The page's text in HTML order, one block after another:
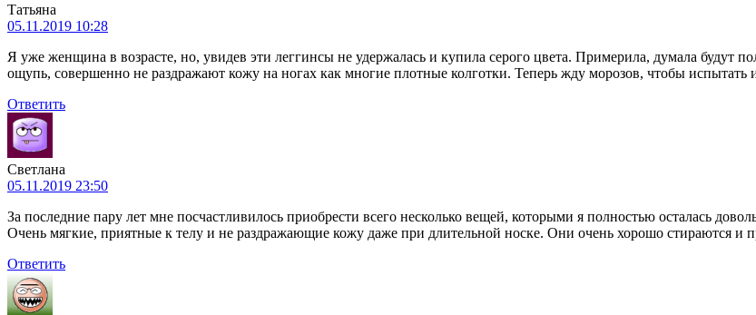
Татьяна
05.11.2019 10:28
Я уже женщина в возрасте, но, увидев эти леггинсы не удержалась и купила серого цвета. Примерила, думала будут
ощупь, совершенно не раздражают кожу на ногах как многие плотные колготки. Теперь жду морозов, чтобы испытать
Ответить
Светлана
05.11.2019 23:50
За последние пару лет мне посчастливилось приобрести всего несколько вещей, которыми я полностью осталась
Очень мягкие, приятные к телу и не раздражающие кожу даже при длительной носке. Они очень хорошо стираются и
Ответить